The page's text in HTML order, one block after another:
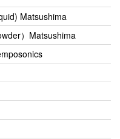
Matsushima
）Matsushima